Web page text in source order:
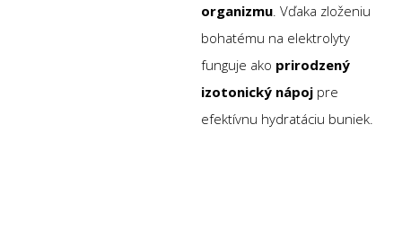
organizmu . Vďaka zloženiu
bohatému na elektrolyty
funguje ako prirodzený
izotonický nápoj pre
efektívnu hydratáciu buniek.